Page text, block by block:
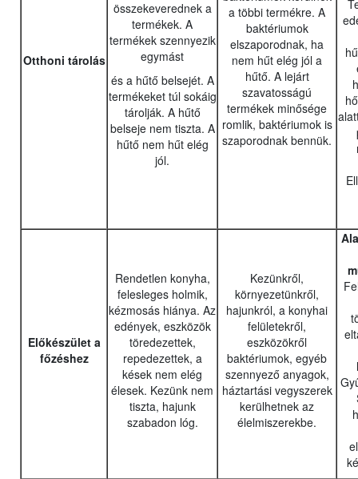
Otthoni tárolás
összekeverednek a
termékek. A
termékek szennyezik
egymást
és a hűtő belsejét. A
termékeket túl sokáig
tárolják. A hűtő
belseje nem tiszta. A
hűtő nem hűt elég
jól.
a többi termékre. A
baktériumok
elszaporodnak, ha
nem hűt elég jól a
hűtő. A lejárt
szavatosságú
termékek minősége
romlik, baktériumok is
szaporodnak bennük.
Előkészület a
főzéshez
Rendetlen konyha,
felesleges holmik,
kézmosás hiánya. Az
edények, eszközök
töredezettek,
repedezettek, a
kések nem elég
élesek. Kezünk nem
tiszta, hajunk
szabadon lóg.
Kezünkről,
környezetünkről,
hajunkról, a konyhai
felületekről,
eszközökről
baktériumok, egyéb
szennyező anyagok,
háztartási vegyszerek
kerülhetnek az
élelmiszerekbe.